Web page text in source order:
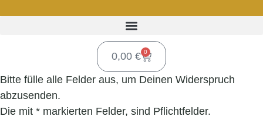
0,00 € 0
Bitte fülle alle Felder aus, um Deinen Widerspruch
abzusenden.
Die mit * markierten Felder, sind Pflichtfelder.